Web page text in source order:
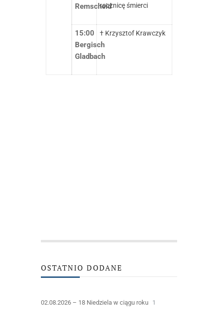
Remscheidrocznicę śmierci
15:00
Bergisch
Gladbach
† Krzysztof Krawczyk
OSTATNIO DODANE
02.08.2026 – 18 Niedziela w ciągu roku 1